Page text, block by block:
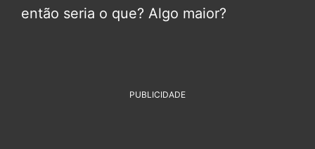
então seria o que? Algo maior?
PUBLICIDADE